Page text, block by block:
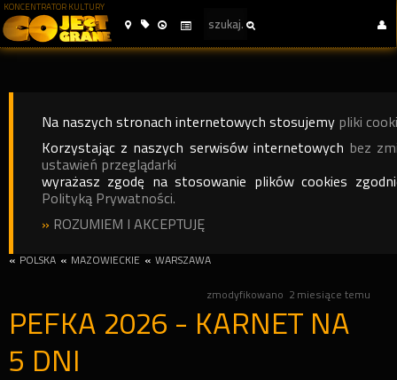
KONCENTRATOR KULTURY
Na naszych stronach internetowych stosujemy pliki
Korzystając z naszych serwisów internetowych bez
ustawień przeglądarki
wyrażasz zgodę na stosowanie plików cookies
Polityką Prywatności.
» ROZUMIEM I AKCEPTUJĘ
« POLSKA « MAZOWIECKIE « WARSZAWA
zmodyfikowano 2 miesiące temu
PEFKA 2026 - KARNET NA
5 DNI